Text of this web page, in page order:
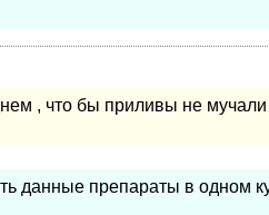
, что бы приливы не мучали
данные препараты в одном